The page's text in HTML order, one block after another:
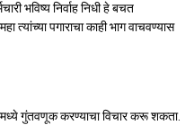
भविष्य निर्वाह निधी हे बचत
त्यांच्या पगाराचा काही भाग वाचवण्यास
गुंतवणूक करण्याचा विचार करू शकता.